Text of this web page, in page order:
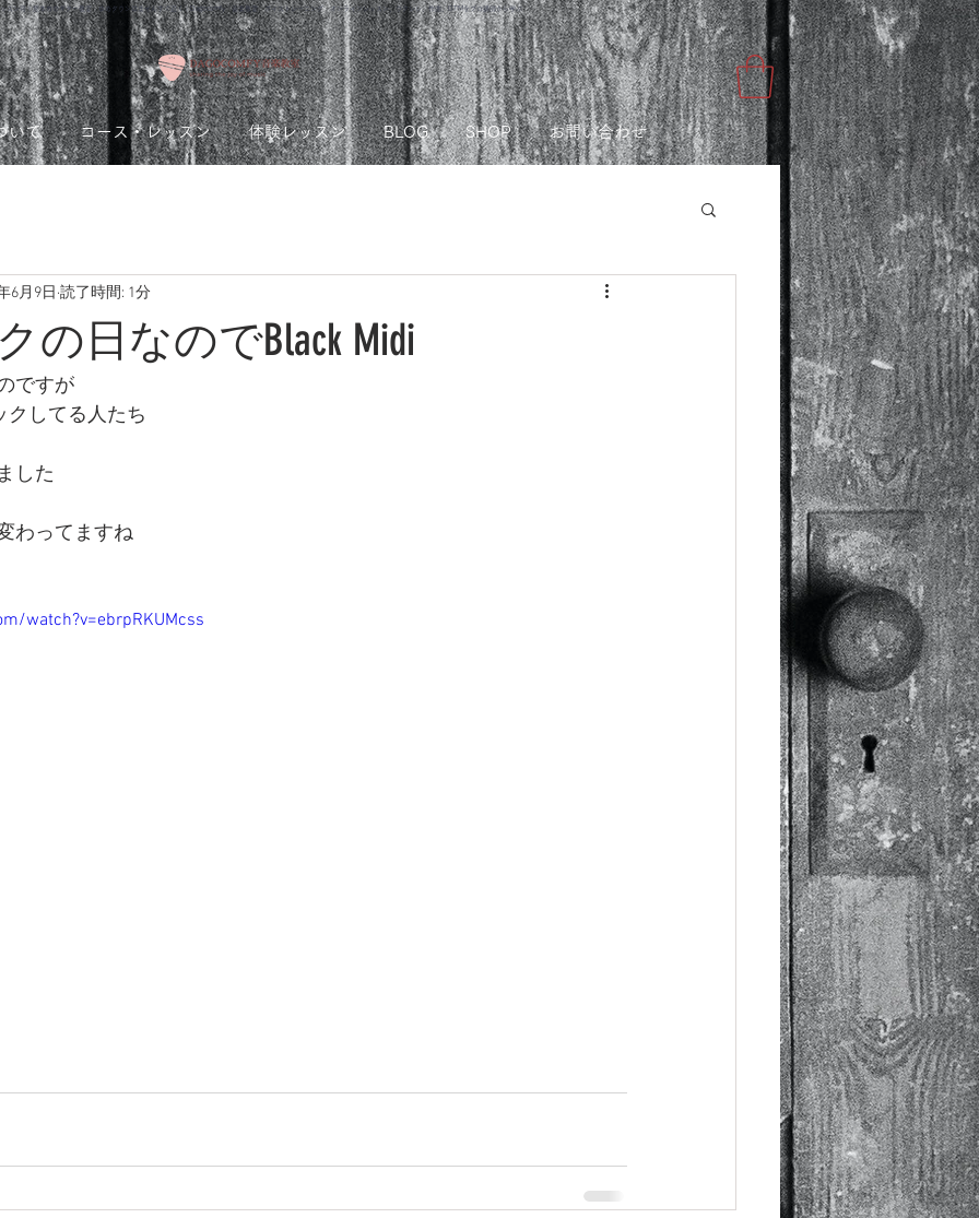
スン可！熊本市のギター教室 ゆめタウンはませんすぐ近く｜Dagocomfy 音楽教室 ボイストレーニング オンラインレッスン、ウクレレ、作曲、DTMをプロ講師から学ぶ
いて コース・レッスン 体験レッスン BLOG SHOP お問い合わせ
の日なのでBlack Midi
6月9日 読了時間: 1分
ですが
クしてる人たち
した
わってますね
watch?v=ebrpRKUMcss